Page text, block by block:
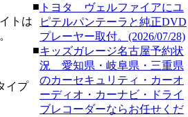
トは
イプ
■ トヨタ ヴェルファイアにユ
ピテルパンテーラと純正DVD
プレーヤー取付。(2026/07/28)
■キッズガレージ名古屋予約状
況 愛知県・岐阜県・三重県
のカーセキュリティ・カーオ
ーディオ・カーナビ・ドライ
ブレコーダーならお任せくだ